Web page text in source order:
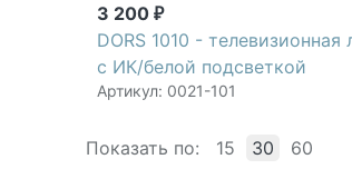
3 200 ₽
DORS 1010 - телевизионная
c ИК/белой подсветкой
Артикул: 0021-101
Показать по: 15 30 60